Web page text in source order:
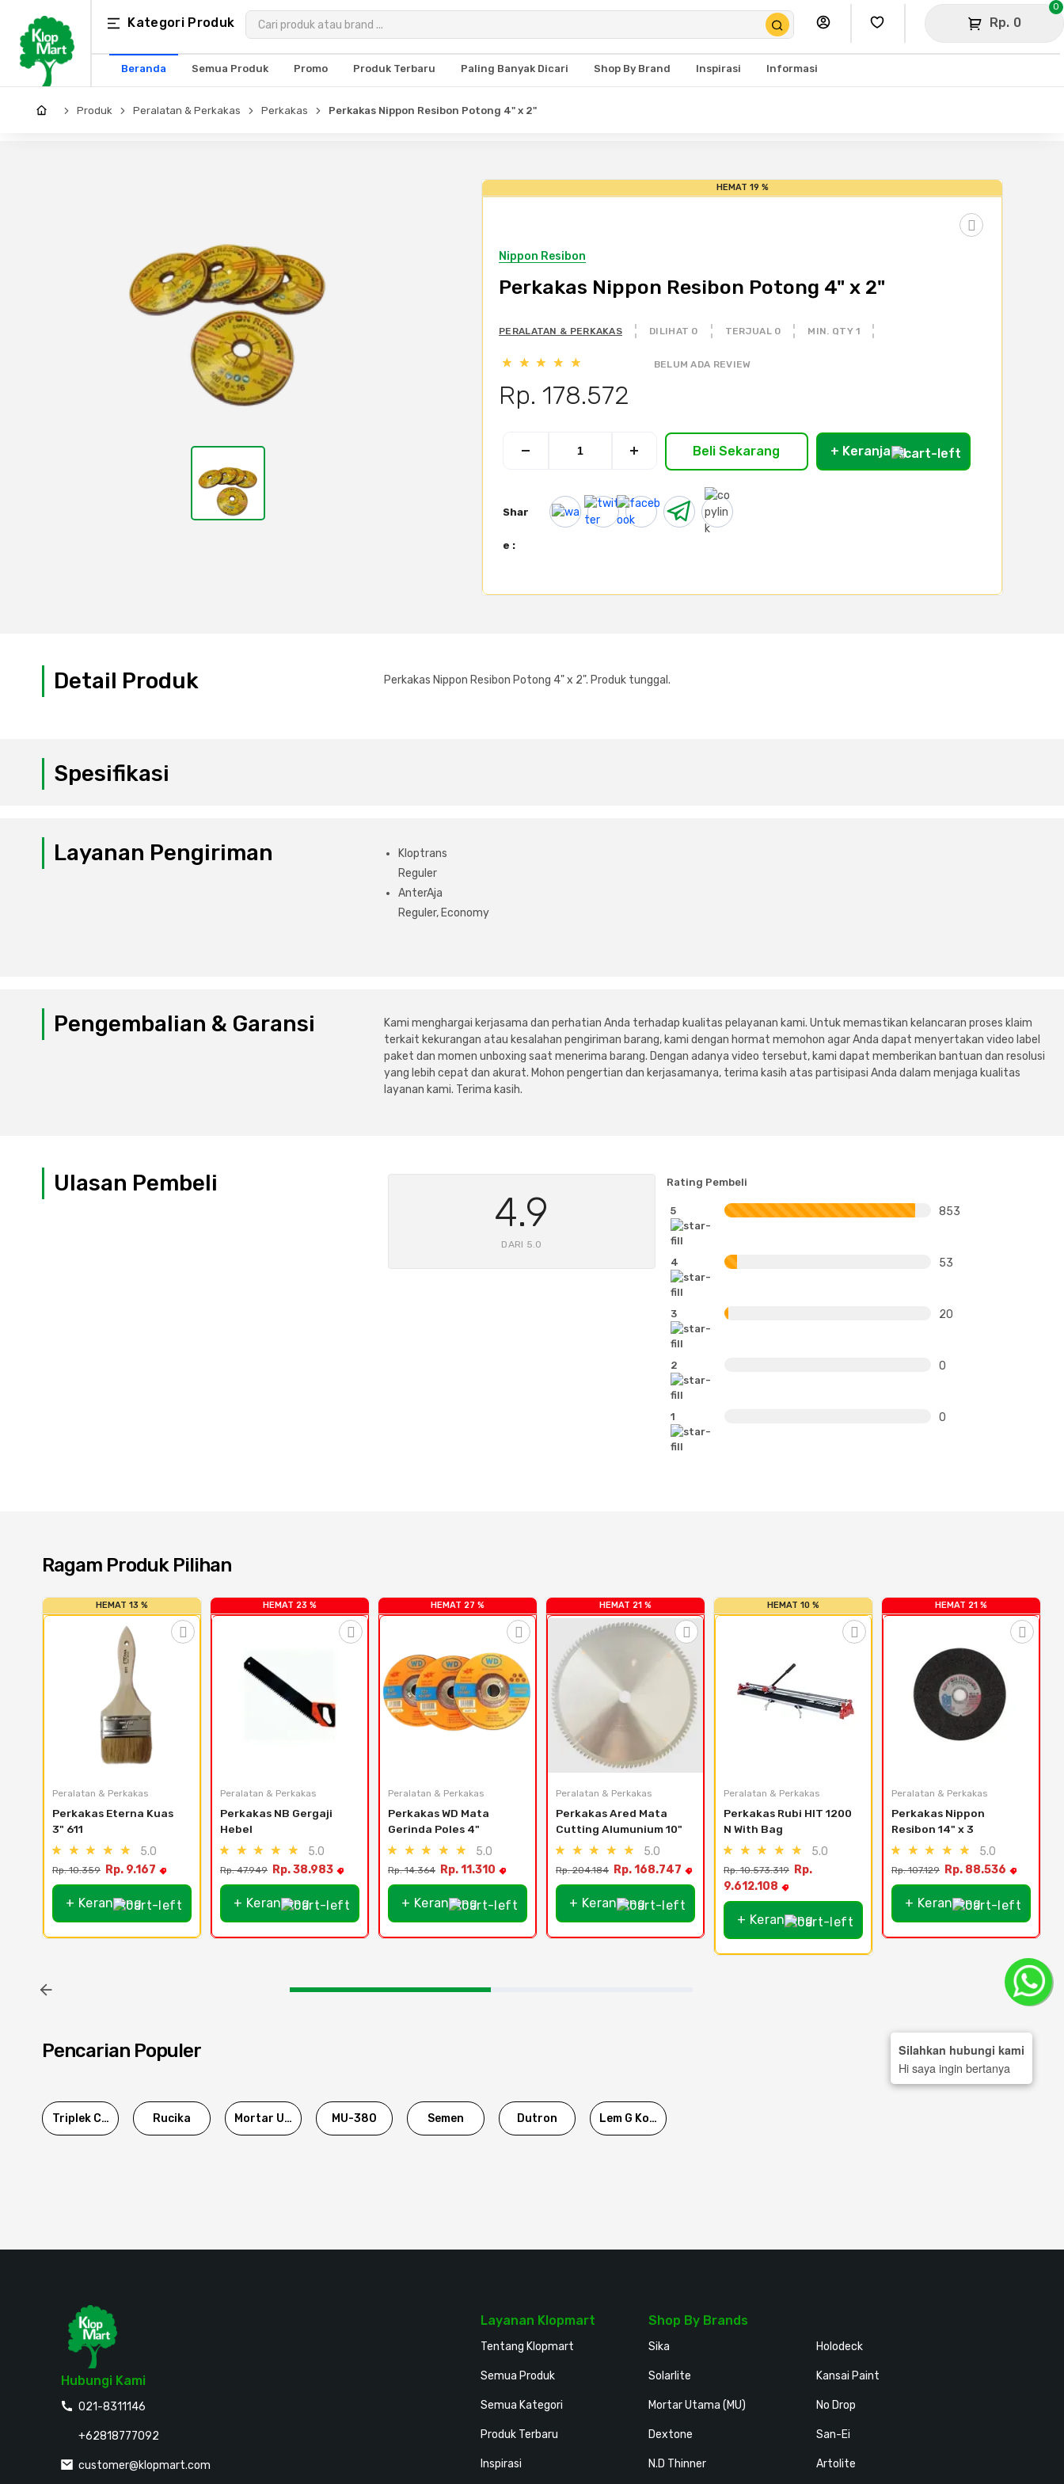
Kategori Produk Rp. 0
0
Beranda Semua Produk Promo Produk Terbaru Paling Banyak Dicari Shop By Brand Inspirasi Informasi
Kategori
Produk
Arsitektur
Produk Peralatan & Perkakas Perkakas Perkakas Nippon Resibon Potong 4" x 2"
HEMAT 19 %
Nippon Resibon
Perkakas Nippon Resibon Potong 4" x 2"
PERALATAN & PERKAKAS DILIHAT 0 TERJUAL 0 MIN. QTY 1
BELUM ADA REVIEW
Rp. 178.572
Beli Sekarang + Keranjang
Shar
e :
Detail Produk Perkakas Nippon Resibon Potong 4" x 2". Produk tunggal.
Spesifikasi
Layanan Pengiriman
Kloptrans
Reguler
AnterAja
Reguler, Economy
Pengembalian & Garansi
Kami menghargai kerjasama dan perhatian Anda terhadap kualitas pelayanan kami. Untuk memastikan kelancaran proses klaim
terkait kekurangan atau kesalahan pengiriman barang, kami dengan hormat memohon agar Anda dapat menyertakan video label
paket dan momen unboxing saat menerima barang. Dengan adanya video tersebut, kami dapat memberikan bantuan dan resolusi
yang lebih cepat dan akurat. Mohon pengertian dan kerjasamanya, terima kasih atas partisipasi Anda dalam menjaga kualitas
layanan kami. Terima kasih.
Ulasan Pembeli
4.9
DARI 5.0
Rating Pembeli
5 853
4 53
3 20
2 0
1 0
Ragam Produk Pilihan
HEMAT 13 %
Peralatan & Perkakas
Perkakas Eterna Kuas
3" 611
5.0
Rp. 10.359 Rp. 9.167
+ Keranjang
HEMAT 23 %
Peralatan & Perkakas
Perkakas NB Gergaji
Hebel
5.0
Rp. 47.949 Rp. 38.983
+ Keranjang
HEMAT 27 %
Peralatan & Perkakas
Perkakas WD Mata
Gerinda Poles 4"
5.0
Rp. 14.364 Rp. 11.310
+ Keranjang
HEMAT 21 %
Peralatan & Perkakas
Perkakas Ared Mata
Cutting Alumunium 10"
5.0
Rp. 204.184 Rp. 168.747
+ Keranjang
HEMAT 10 %
Peralatan & Perkakas
Perkakas Rubi HIT 1200
N With Bag
5.0
Rp. 10.573.319
Rp.
9.612.108
+ Keranjang
HEMAT 21 %
Peralatan & Perkakas
Perkakas Nippon
Resibon 14" x 3
5.0
Rp. 107.129 Rp. 88.536
+ Keranjang
Pencarian Populer
Triplek Cor Rucika Mortar Utama MU-380 Semen Dutron Lem G Korea
Hubungi Kami
021-8311146
+62818777092
customer@klopmart.com
Layanan Klopmart
Tentang Klopmart
Semua Produk
Semua Kategori
Produk Terbaru
Inspirasi
Shop By Brands
Sika
Solarlite
Mortar Utama (MU)
Dextone
N.D Thinner
Holodeck
Kansai Paint
No Drop
San-Ei
Artolite
Silahkan hubungi kami
Hi saya ingin bertanya